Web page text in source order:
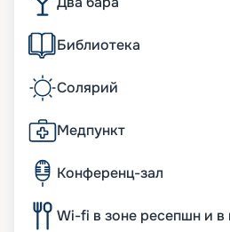
Библиотека
Солярий
Медпункт
Конференц-зал
Wi-fi в зоне ресепшн и в